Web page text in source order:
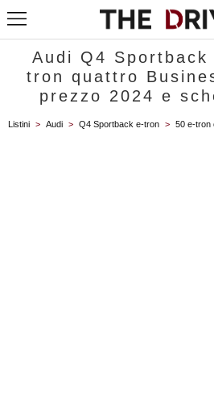
Audi Q4
tron quattro
prezzo 2024 e
Listini > Audi > Q4 Sportback e-tron > 50 e-tron